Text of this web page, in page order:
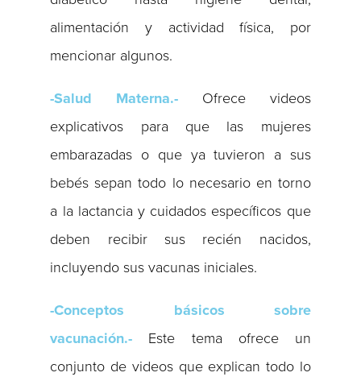
alimentación y actividad física, por
mencionar algunos.
-Salud Materna.- Ofrece videos
explicativos para que las mujeres
embarazadas o que ya tuvieron a sus
bebés sepan todo lo necesario en torno
a la lactancia y cuidados específicos que
deben recibir sus recién nacidos,
incluyendo sus vacunas iniciales.
-Conceptos básicos sobre
vacunación.- Este tema ofrece un
conjunto de videos que explican todo lo